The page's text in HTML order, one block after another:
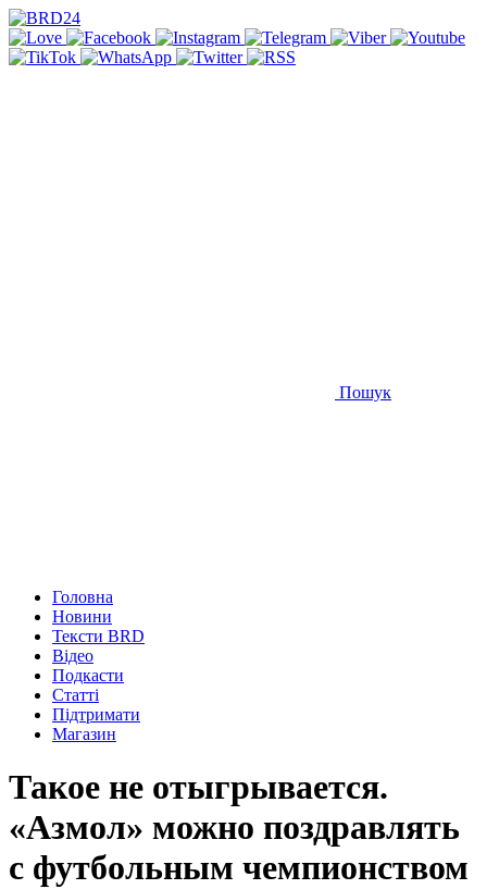
Пошук
Головна
Новини
Тексти BRD
Відео
Подкасти
Статті
Підтримати
Магазин
Такое не отыгрывается.
«Азмол» можно поздравлять
с футбольным чемпионством